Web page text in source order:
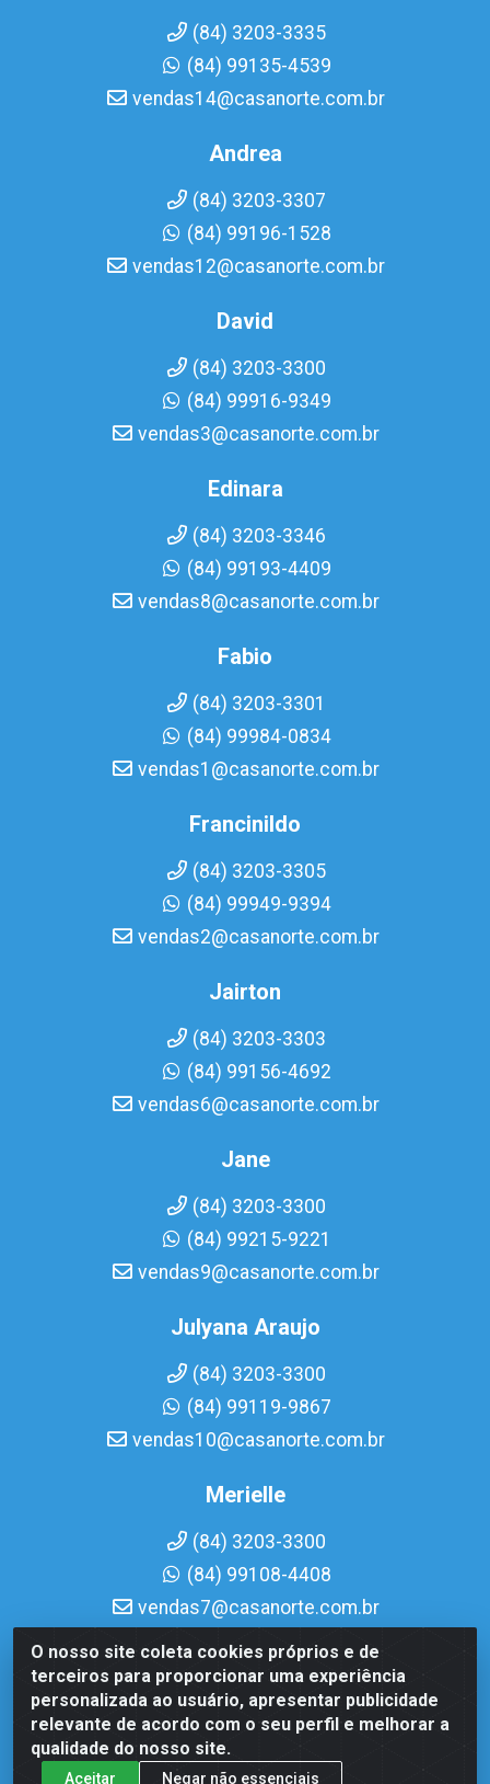
O nosso site coleta cookies próprios e de
terceiros para proporcionar uma experiência
personalizada ao usuário, apresentar publicidade
relevante de acordo com o seu perfil e melhorar a
qualidade do nosso site.
Aceitar Negar não essenciais
(84) 3203-3335
(84) 99135-4539
vendas14@casanorte.com.br
Andrea
(84) 3203-3307
(84) 99196-1528
vendas12@casanorte.com.br
David
(84) 3203-3300
(84) 99916-9349
vendas3@casanorte.com.br
Edinara
(84) 3203-3346
(84) 99193-4409
vendas8@casanorte.com.br
Fabio
(84) 3203-3301
(84) 99984-0834
vendas1@casanorte.com.br
Francinildo
(84) 3203-3305
(84) 99949-9394
vendas2@casanorte.com.br
Jairton
(84) 3203-3303
(84) 99156-4692
vendas6@casanorte.com.br
Jane
(84) 3203-3300
(84) 99215-9221
vendas9@casanorte.com.br
Julyana Araujo
(84) 3203-3300
(84) 99119-9867
vendas10@casanorte.com.br
Merielle
(84) 3203-3300
(84) 99108-4408
vendas7@casanorte.com.br
Casa Norte LTDA - Av. Interventor Mário Câmara, 1815 -
Dix-Sept Rosado, Natal/RN - CEP 59054-600 - CNPJ
08.713.513/0001-51